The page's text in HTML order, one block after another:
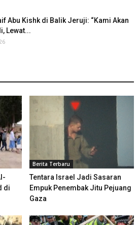
Abu Kishk di Balik Jeruji: “Kami Akan
Lewat...
di
Berita Terbaru
Tentara Israel Jadi Sasaran
Empuk Penembak Jitu Pejuang
Gaza